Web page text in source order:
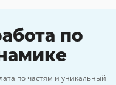
по
по частям и уникальный